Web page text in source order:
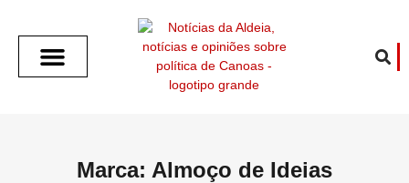
Marca: Almoço de Ideias